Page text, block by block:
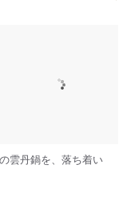
雲丹鍋を、落ち着い